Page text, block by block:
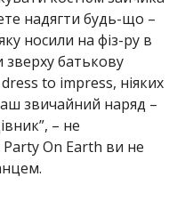
надягти будь-що –
носили на фіз-ру в
зверху батькову
to impress, ніяких
звичайний наряд –
– не
On Earth ви не